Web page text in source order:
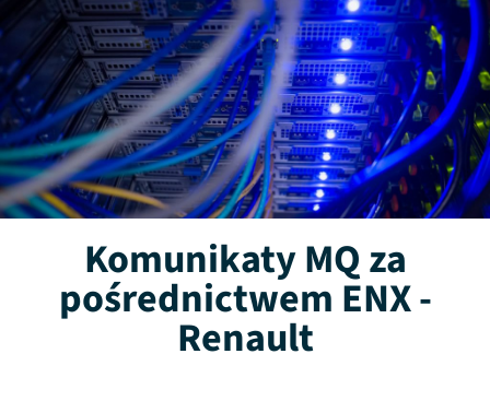
Komunikaty MQ za
pośrednictwem ENX -
Renault